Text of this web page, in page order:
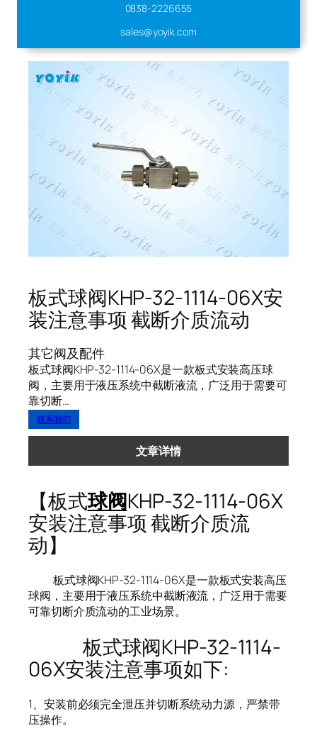
0838-2226655
sales@yoyik.com
板式球阀KHP-32-1114-06X安
装注意事项 截断介质流动
其它阀及配件
板式球阀KHP-32-1114-06X是一款板式安装高压球
阀，主要用于液压系统中截断液流，广泛用于需要可
靠切断…
联系我们
文章详情
【板式球阀KHP-32-1114-06X
安装注意事项 截断介质流
动】
板式球阀KHP-32-1114-06X是一款板式安装高压
球阀，主要用于液压系统中截断液流，广泛用于需要
可靠切断介质流动的工业场景。
板式球阀KHP-32-1114-
06X安装注意事项如下:
1、安装前必须完全泄压并切断系统动力源，严禁带
压操作。